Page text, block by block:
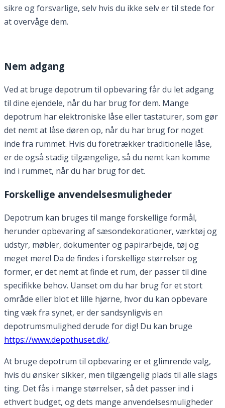
sikre og forsvarlige, selv hvis du ikke selv er til stede for
at overvåge dem.
Nem adgang
Ved at bruge depotrum til opbevaring får du let adgang
til dine ejendele, når du har brug for dem. Mange
depotrum har elektroniske låse eller tastaturer, som gør
det nemt at låse døren op, når du har brug for noget
inde fra rummet. Hvis du foretrækker traditionelle låse,
er de også stadig tilgængelige, så du nemt kan komme
ind i rummet, når du har brug for det.
Forskellige anvendelsesmuligheder
Depotrum kan bruges til mange forskellige formål,
herunder opbevaring af sæsondekorationer, værktøj og
udstyr, møbler, dokumenter og papirarbejde, tøj og
meget mere! Da de findes i forskellige størrelser og
former, er det nemt at finde et rum, der passer til dine
specifikke behov. Uanset om du har brug for et stort
område eller blot et lille hjørne, hvor du kan opbevare
ting væk fra synet, er der sandsynligvis en
depotrumsmulighed derude for dig! Du kan bruge
https://www.depothuset.dk/.
At bruge depotrum til opbevaring er et glimrende valg,
hvis du ønsker sikker, men tilgængelig plads til alle slags
ting. Det fås i mange størrelser, så det passer ind i
ethvert budget, og dets mange anvendelsesmuligheder